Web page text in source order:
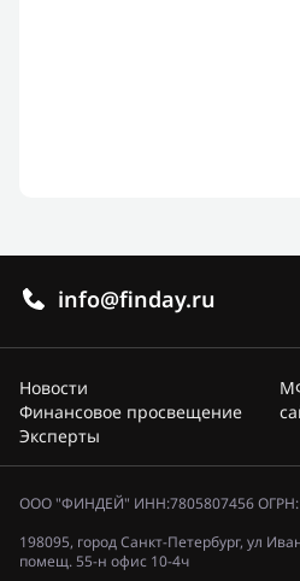
info@finday.ru
Новости
Финансовое просвещение
Эксперты
ООО "ФИНДЕЙ" ИНН:7805807456
198095, город Санкт-Петербург, ул
помещ. 55-н офис 10-4ч